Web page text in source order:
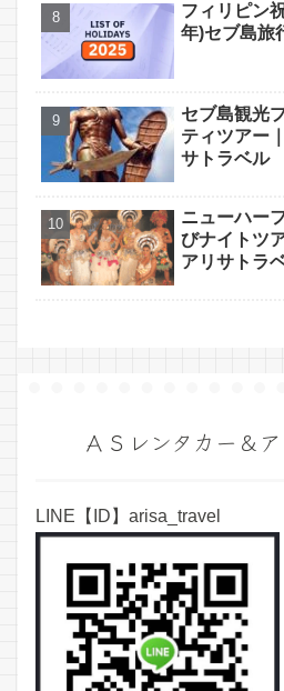
フィリピン
年)セブ島旅
セブ島観光
ティツアー
サトラベル
ニューハー
びナイトツ
アリサトラ
ＡＳレンタカー＆
LINE【ID】arisa_travel